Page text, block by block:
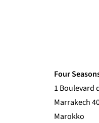
Four
1 Boulevard
Marrakech
Marokko